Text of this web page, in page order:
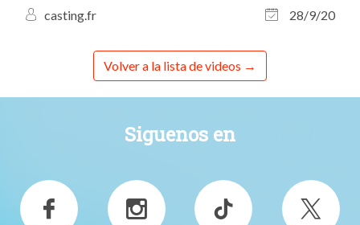
casting.fr 28/9/20
Volver a la lista de videos
Siguenos en